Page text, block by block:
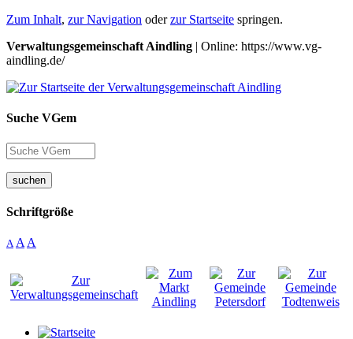
Zum Inhalt, zur Navigation oderzur Startseite springen.
Verwaltungsgemeinschaft Aindling | Online: https://www.vg-
aindling.de/
Suche VGem
suchen
Schriftgröße
A A A